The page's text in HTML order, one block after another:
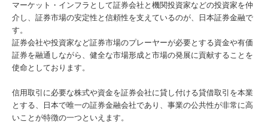
マーケット・インフラとして証券会社と機関投資家などの投資家を仲
介し、証券市場の安定性と信頼性を支えているのが、日本証券金融で
す。
証券会社や投資家など証券市場のプレーヤーが必要とする資金や有価
証券を融通しながら、健全な市場形成と市場の発展に貢献することを
使命としております。
信用取引に必要な株式や資金を証券会社に貸し付ける貸借取引を本業
とする、日本で唯一の証券金融会社であり、事業の公共性が非常に高
いことが特徴の一つといえます。